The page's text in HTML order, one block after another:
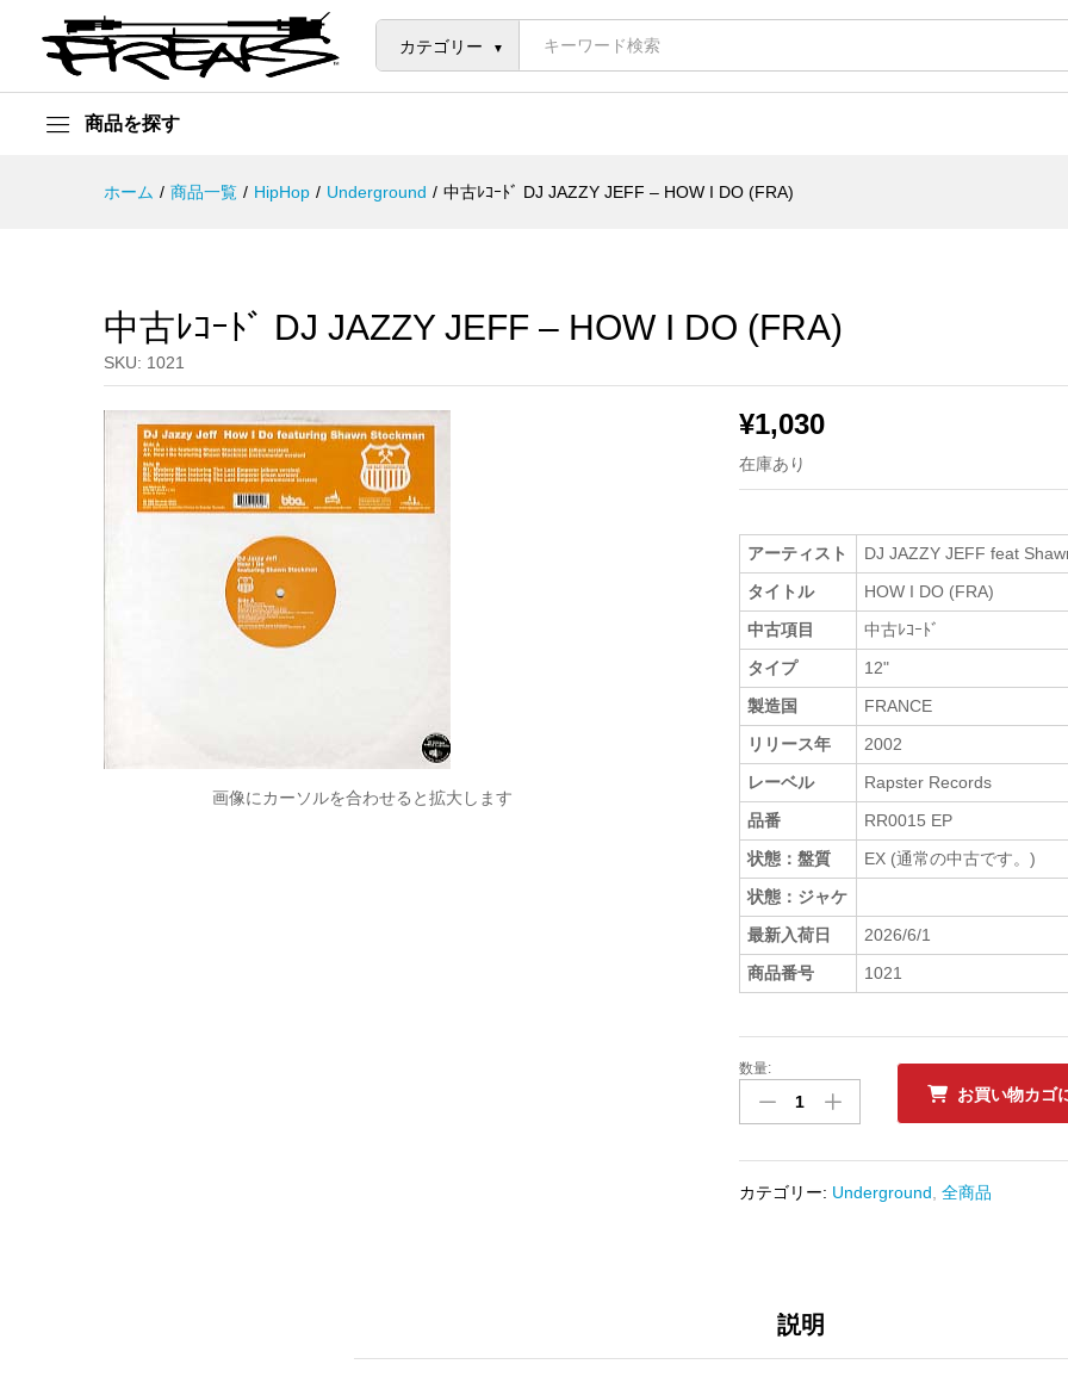
カテゴリー
商品を探す
ホーム / 商品一覧 / HipHop / Underground / 中古ﾚｺｰﾄﾞ DJ JAZZY JEFF – HOW I DO (FRA)
中古ﾚｺｰﾄﾞ DJ JAZZY JEFF – HOW I DO (FRA)
SKU: 1021
画像にカーソルを合わせると拡大します
¥1,030
在庫あり
アーティスト
DJ JAZZY JEFF feat
タイトル
HOW I DO (FRA)
中古項目
中古ﾚｺｰﾄﾞ
タイプ
12"
製造国
FRANCE
リリース年
2002
レーベル
Rapster Records
品番
RR0015 EP
状態：盤質
EX (通常の中古です。)
状態：ジャケ
最新入荷日
2026/6/1
商品番号
1021
中
ﾚ
ﾄﾞ
HOW
I
数量:
お買い物カゴ
カテゴリー: Underground ,全商品
説明
中古ﾚｺｰﾄﾞ DJ JAZZY JEFF - HOW I DO (FRA)
説明